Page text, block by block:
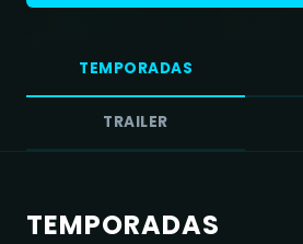
TEMPORADAS
TRAILER
TEMPORADAS